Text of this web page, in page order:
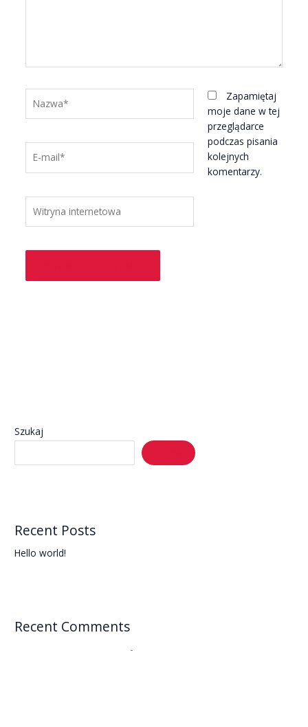
Szukaj
Recent Posts
Hello world!
Recent Comments
-
mail*
internetowa
Zapamiętaj
moje dane w tej
przeglądarce
podczas pisania
kolejnych
komentarzy.